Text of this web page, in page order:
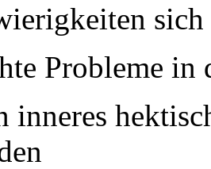
Probleme in
inneres